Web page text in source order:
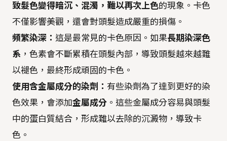
致髮色變得暗沉、混濁，難以再次上色的現象。卡色
不僅影響美觀，還會對頭髮造成嚴重的損傷。
頻繁染深： 這是最常見的卡色原因。如果長期染深色
系 ，色素會不斷累積在頭髮內部，導致頭髮越來越難
以褪色，最終形成頑固的卡色。
使用含金屬成分的染劑： 有些染劑為了達到更好的染
色效果，會添加金屬成分 。這些金屬成分容易與頭髮
中的蛋白質結合，形成難以去除的沉澱物，導致卡
色。